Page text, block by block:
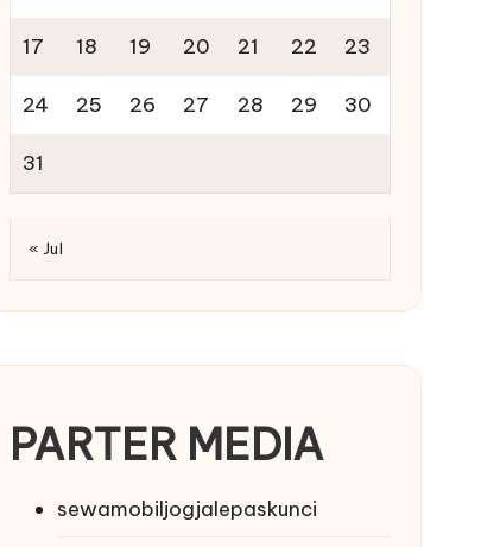
17 18 19 20 21 22 23
24 25 26 27 28 29 30
31
« Jul
PARTER MEDIA
sewamobiljogjalepaskunci